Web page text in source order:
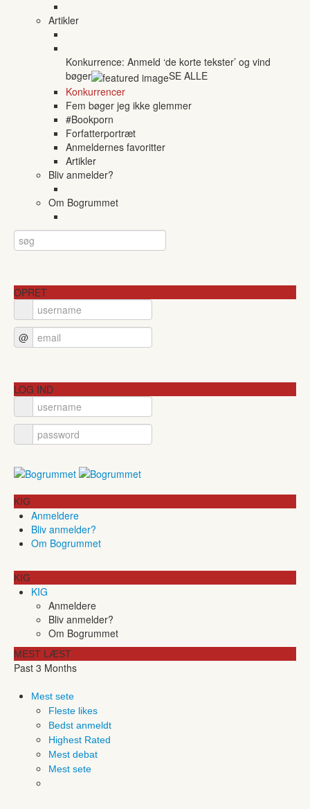
Artikler
Konkurrence: Anmeld ‘de korte tekster’ og vind
bøger
SE ALLE
Konkurrencer
Fem bøger jeg ikke glemmer
#Bookporn
Forfatterportræt
Anmeldernes favoritter
Artikler
Bliv anmelder?
Om Bogrummet
OPRET
@
LOG IND
KIG
Anmeldere
Bliv anmelder?
Om Bogrummet
KIG
KIG
Anmeldere
Bliv anmelder?
Om Bogrummet
MEST LÆST
Past 3 Months
Mest sete
Fleste likes
Bedst anmeldt
Highest Rated
Mest debat
Mest sete